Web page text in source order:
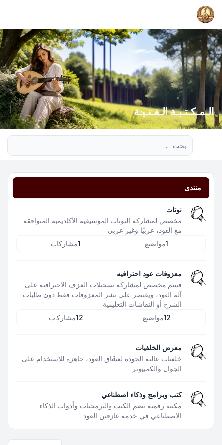
الـمـكـتـبـة الـفـنـيـة
منتدى
نوتات
مخصص لمشاركة النوتات الموسيقية الأكاديمية المتوافقة
مع العود، عربيًا وغير عربي
1مواضيع 1مشاركات
معزوفات عود احترافيه
قسم مخصص لمشاركة تسجيلات العزف الاحترافية على
آلة العود، ويقتصر على نشر المعزوفات فقط دون طلبات
الشرح أو النقاشات التعليمية.
12مواضيع 12مشاركات
معرض الخلفيات
خلفيات عالية الجودة لعشّاق العود، جاهزة للاستخدام على
الجوال والكمبيوتر
كتب وبرامج وذكاء اصطناعي
مكتبة رقمية تضم الكتب والبرمجيات وأدوات الذكاء
الاصطناعي في خدمه عازفين العود